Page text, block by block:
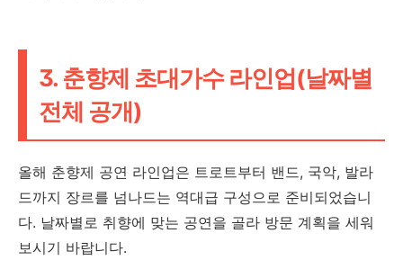
3. 춘향제 초대가수 라인업(날짜별
전체 공개)
올해 춘향제 공연 라인업은 트로트부터 밴드, 국악, 발라
드까지 장르를 넘나드는 역대급 구성으로 준비되었습니
다. 날짜별로 취향에 맞는 공연을 골라 방문 계획을 세워
보시기 바랍니다.